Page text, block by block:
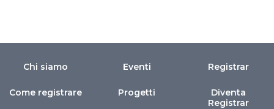
Chi siamo
Come registrare
Eventi
Progetti
Registrar
Diventa
Registrar